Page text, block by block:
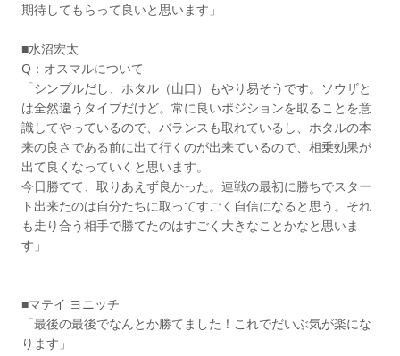
期待してもらって良いと思います」
■水沼宏太
Q：オスマルについて
「シンプルだし、ホタル（山口）もやり易そうです。ソウザと
は全然違うタイプだけど。常に良いポジションを取ることを意
識してやっているので、バランスも取れているし、ホタルの本
来の良さである前に出て行くのが出来ているので、相乗効果が
出て良くなっていくと思います。
今日勝てて、取りあえず良かった。連戦の最初に勝ちでスター
ト出来たのは自分たちに取ってすごく自信になると思う。それ
も走り合う相手で勝てたのはすごく大きなことかなと思いま
す」
■マテイ ヨニッチ
「最後の最後でなんとか勝てました！これでだいぶ気が楽にな
ります」